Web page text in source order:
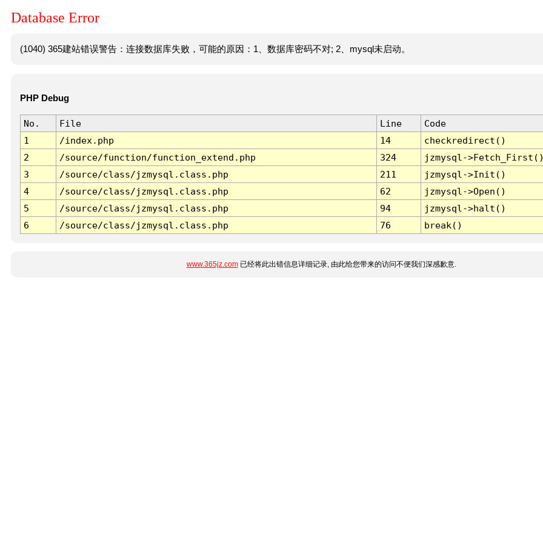
Database Error
(1040) 365建站错误警告：连接数据库失败，可能的原因：1、数据库密码不对; 2、mysql未启动。
PHP Debug
No. File Line
Code
1
/index.php 14
checkredirect()
2
/source/function/function_extend.php 324
jzmysql-
3
/source/class/jzmysql.class.php 211
jzmysql->Init()
4
/source/class/jzmysql.class.php 62
jzmysql->Open()
5
/source/class/jzmysql.class.php 94
jzmysql->halt()
6
/source/class/jzmysql.class.php 76 break()
www.365jz.com已经将此出错信息详细记录, 由此给您带来的访问不便我们深感歉意.